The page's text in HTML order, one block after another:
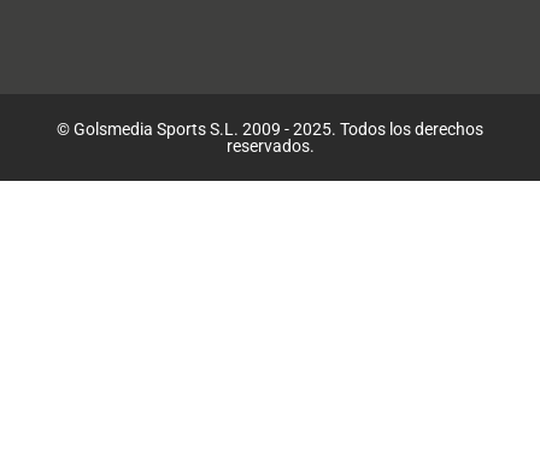
© Golsmedia Sports S.L. 2009 - 2025. Todos los derechos
reservados.